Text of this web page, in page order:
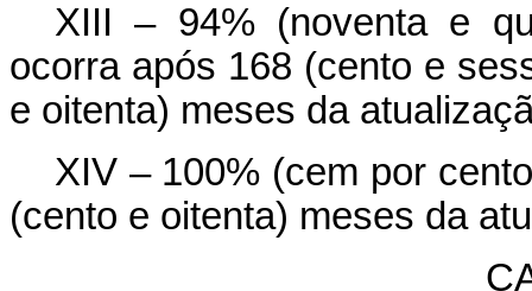
XIII – 94% (noventa e
ocorra após 168 (cento e
e oitenta) meses da
XIV – 100% (cem por
(cento e oitenta) meses da